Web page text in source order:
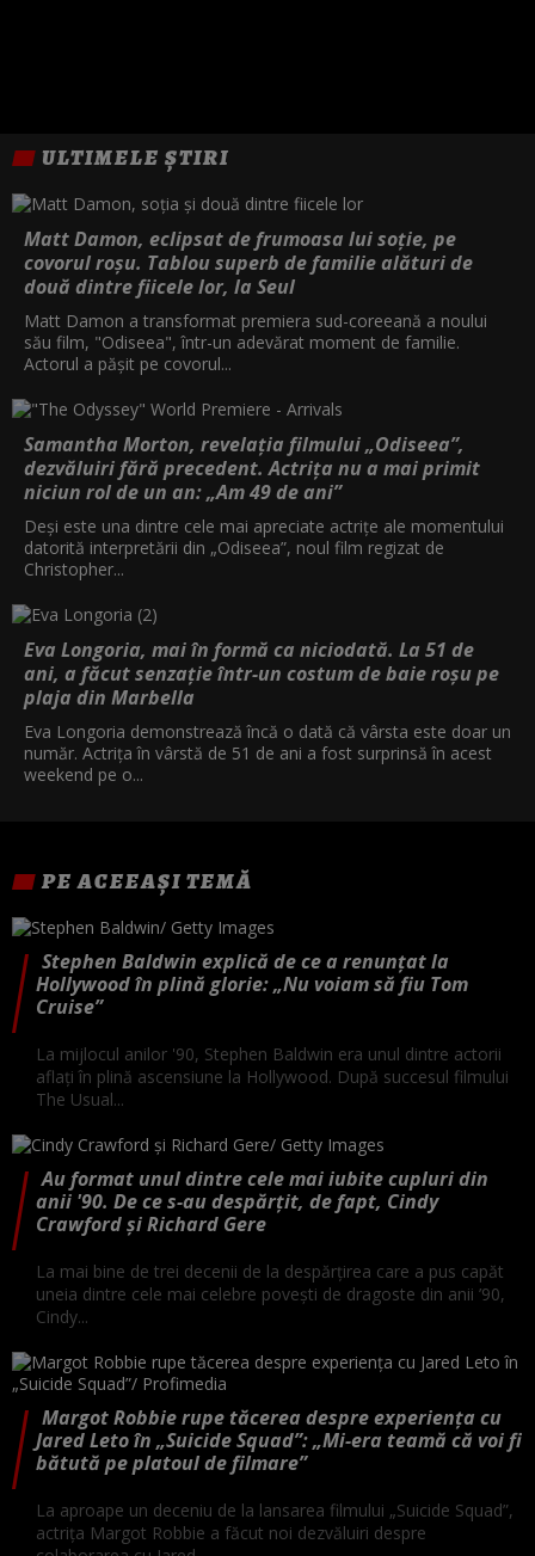
ULTIMELE ȘTIRI
Matt Damon, eclipsat de frumoasa lui soție, pe
covorul roșu. Tablou superb de familie alături de
două dintre fiicele lor, la Seul
Matt Damon a transformat premiera sud-coreeană a noului
său film, "Odiseea", într-un adevărat moment de familie.
Actorul a pășit pe covorul...
Samantha Morton, revelația filmului „Odiseea”,
dezvăluiri fără precedent. Actrița nu a mai primit
niciun rol de un an: „Am 49 de ani”
Deși este una dintre cele mai apreciate actrițe ale momentului
datorită interpretării din „Odiseea”, noul film regizat de
Christopher...
Eva Longoria, mai în formă ca niciodată. La 51 de
ani, a făcut senzație într-un costum de baie roșu pe
plaja din Marbella
Eva Longoria demonstrează încă o dată că vârsta este doar un
număr. Actrița în vârstă de 51 de ani a fost surprinsă în acest
weekend pe o...
PE ACEEAȘI TEMĂ
Stephen Baldwin explică de ce a renunțat la
Hollywood în plină glorie: „Nu voiam să fiu Tom
Cruise”
La mijlocul anilor '90, Stephen Baldwin era unul dintre actorii
aflați în plină ascensiune la Hollywood. După succesul filmului
The Usual...
Au format unul dintre cele mai iubite cupluri din
anii '90. De ce s-au despărțit, de fapt, Cindy
Crawford și Richard Gere
La mai bine de trei decenii de la despărțirea care a pus capăt
uneia dintre cele mai celebre povești de dragoste din anii ’90,
Cindy...
Margot Robbie rupe tăcerea despre experiența cu
Jared Leto în „Suicide Squad”: „Mi-era teamă că voi fi
bătută pe platoul de filmare”
La aproape un deceniu de la lansarea filmului „Suicide Squad”,
actrița Margot Robbie a făcut noi dezvăluiri despre